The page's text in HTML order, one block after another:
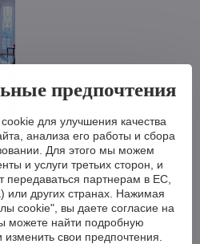
предпочтения
для улучшения качества
анализа его работы и сбора
Для этого мы можем
и услуги третьих сторон, и
партнерам в ЕС,
других странах. Нажимая
cookie", вы даете согласие на
можете найти подробную
свои предпочтения.